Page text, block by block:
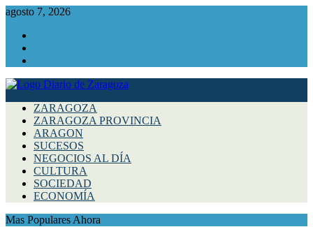
agosto 7, 2026
ZARAGOZA
ZARAGOZA PROVINCIA
ARAGON
SUCESOS
NEGOCIOS AL DÍA
CULTURA
SOCIEDAD
ECONOMÍA
Mas Populares Ahora